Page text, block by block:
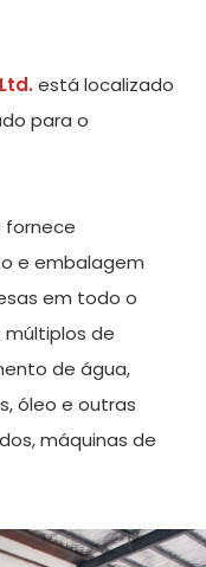
está localizado
para o
fornece
e embalagem
em todo o
múltiplos de
de água,
óleo e outras
máquinas de